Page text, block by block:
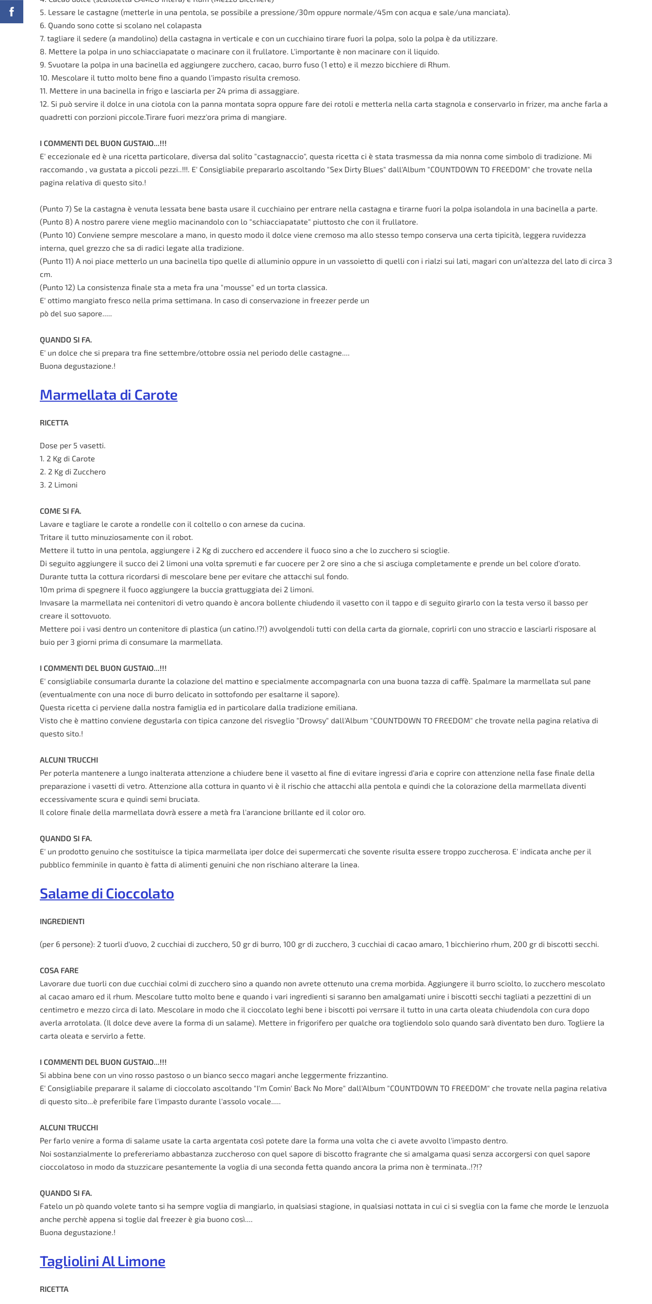
5. Lessare le castagne (metterle in una pentola, se possibile a pressione/30m oppure normale/45m con acqua e sale/una manciata).
6. Quando sono cotte si scolano nel colapasta
7. tagliare il sedere (a mandolino) della castagna in verticale e con un cucchiaino tirare fuori la polpa, solo la polpa è da utilizzare.
8. Mettere la polpa in uno schiacciapatate o macinare con il frullatore. L'importante è non macinare con il liquido.
9. Svuotare la polpa in una bacinella ed aggiungere zucchero, cacao, burro fuso (1 etto) e il mezzo bicchiere di Rhum.
10. Mescolare il tutto molto bene fino a quando l'impasto risulta cremoso.
11. Mettere in una bacinella in frigo e lasciarla per 24 prima di assaggiare.
12. Si può servire il dolce in una ciotola con la panna montata sopra oppure fare dei rotoli e metterla nella carta stagnola e conservarlo in frizer, ma anche farla a
quadretti con porzioni piccole.Tirare fuori mezz'ora prima di mangiare.
I COMMENTI DEL BUON GUSTAIO...!!!
E' eccezionale ed è una ricetta particolare, diversa dal solito "castagnaccio", questa ricetta ci è stata trasmessa da mia nonna come simbolo di tradizione. Mi
raccomando , va gustata a piccoli pezzi..!!!. E' Consigliabile prepararlo ascoltando "Sex Dirty Blues" dall'Album "COUNTDOWN TO FREEDOM" che trovate nella
pagina relativa di questo sito.!
(Punto 7) Se la castagna è venuta lessata bene basta usare il cucchiaino per entrare nella castagna e tirarne fuori la polpa isolandola in una bacinella a parte.
(Punto 8) A nostro parere viene meglio macinandolo con lo "schiacciapatate" piuttosto che con il frullatore.
(Punto 10) Conviene sempre mescolare a mano, in questo modo il dolce viene cremoso ma allo stesso tempo conserva una certa tipicità, leggera ruvidezza
interna, quel grezzo che sa di radici legate alla tradizione.
(Punto 11) A noi piace metterlo un una bacinella tipo quelle di alluminio oppure in un vassoietto di quelli con i rialzi sui lati, magari con un'altezza del lato di circa 3
cm.
(Punto 12) La consistenza finale sta a meta fra una "mousse" ed un torta classica.
E' ottimo mangiato fresco nella prima settimana. In caso di conservazione in freezer perde un
pò del suo sapore.....
QUANDO SI FA.
E' un dolce che si prepara tra fine settembre/ottobre ossia nel periodo delle castagne....
Buona degustazione.!
Marmellata di Carote
RICETTA
Dose per 5 vasetti.
1. 2 Kg di Carote
2. 2 Kg di Zucchero
3. 2 Limoni
COME SI FA.
Lavare e tagliare le carote a rondelle con il coltello o con arnese da cucina.
Tritare il tutto minuziosamente con il robot.
Mettere il tutto in una pentola, aggiungere i 2 Kg di zucchero ed accendere il fuoco sino a che lo zucchero si scioglie.
Di seguito aggiungere il succo dei 2 limoni una volta spremuti e far cuocere per 2 ore sino a che si asciuga completamente e prende un bel colore d'orato.
Durante tutta la cottura ricordarsi di mescolare bene per evitare che attacchi sul fondo.
10m prima di spegnere il fuoco aggiungere la buccia grattuggiata dei 2 limoni.
Invasare la marmellata nei contenitori di vetro quando è ancora bollente chiudendo il vasetto con il tappo e di seguito girarlo con la testa verso il basso per
creare il sottovuoto.
Mettere poi i vasi dentro un contenitore di plastica (un catino.!?!) avvolgendoli tutti con della carta da giornale, coprirli con uno straccio e lasciarli risposare al
buio per 3 giorni prima di consumare la marmellata.
I COMMENTI DEL BUON GUSTAIO...!!!
E' consigliabile consumarla durante la colazione del mattino e specialmente accompagnarla con una buona tazza di caffè. Spalmare la marmellata sul pane
(eventualmente con una noce di burro delicato in sottofondo per esaltarne il sapore).
Questa ricetta ci perviene dalla nostra famiglia ed in particolare dalla tradizione emiliana.
Visto che è mattino conviene degustarla con tipica canzone del risveglio "Drowsy" dall'Album "COUNTDOWN TO FREEDOM" che trovate nella pagina relativa di
questo sito.!
ALCUNI TRUCCHI
Per poterla mantenere a lungo inalterata attenzione a chiudere bene il vasetto al fine di evitare ingressi d'aria e coprire con attenzione nella fase finale della
preparazione i vasetti di vetro. Attenzione alla cottura in quanto vi è il rischio che attacchi alla pentola e quindi che la colorazione della marmellata diventi
eccessivamente scura e quindi semi bruciata.
Il colore finale della marmellata dovrà essere a metà fra l'arancione brillante ed il color oro.
QUANDO SI FA.
E' un prodotto genuino che sostituisce la tipica marmellata iper dolce dei supermercati che sovente risulta essere troppo zuccherosa. E' indicata anche per il
pubblico femminile in quanto è fatta di alimenti genuini che non rischiano alterare la linea.
Salame di Cioccolato
INGREDIENTI
(per 6 persone): 2 tuorli d'uovo, 2 cucchiai di zucchero, 50 gr di burro, 100 gr di zucchero, 3 cucchiai di cacao amaro, 1 bicchierino rhum, 200 gr di biscotti secchi.
COSA FARE
Lavorare due tuorli con due cucchiai colmi di zucchero sino a quando non avrete ottenuto una crema morbida. Aggiungere il burro sciolto, lo zucchero mescolato
al cacao amaro ed il rhum. Mescolare tutto molto bene e quando i vari ingredienti si saranno ben amalgamati unire i biscotti secchi tagliati a pezzettini di un
centimetro e mezzo circa di lato. Mescolare in modo che il cioccolato leghi bene i biscotti poi verrsare il tutto in una carta oleata chiudendola con cura dopo
averla arrotolata. (Il dolce deve avere la forma di un salame). Mettere in frigorifero per qualche ora togliendolo solo quando sarà diventato ben duro. Togliere la
carta oleata e servirlo a fette.
I COMMENTI DEL BUON GUSTAIO...!!!
Si abbina bene con un vino rosso pastoso o un bianco secco magari anche leggermente frizzantino.
E' Consigliabile preparare il salame di cioccolato ascoltando "I'm Comin' Back No More" dall'Album "COUNTDOWN TO FREEDOM" che trovate nella pagina relativa
di questo sito...è preferibile fare l'impasto durante l'assolo vocale.....
ALCUNI TRUCCHI
Per farlo venire a forma di salame usate la carta argentata così potete dare la forma una volta che ci avete avvolto l'impasto dentro.
Noi sostanzialmente lo prefereriamo abbastanza zuccheroso con quel sapore di biscotto fragrante che si amalgama quasi senza accorgersi con quel sapore
cioccolatoso in modo da stuzzicare pesantemente la voglia di una seconda fetta quando ancora la prima non è terminata..!?!?
QUANDO SI FA.
Fatelo un pò quando volete tanto si ha sempre voglia di mangiarlo, in qualsiasi stagione, in qualsiasi nottata in cui ci si sveglia con la fame che morde le lenzuola
anche perchè appena si toglie dal freezer è gia buono così....
Buona degustazione.!
Tagliolini Al Limone
RICETTA